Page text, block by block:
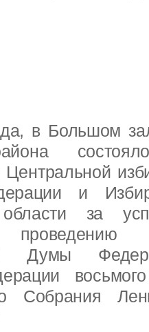
в Большом
и
области за
проведению
Думы
Собрания